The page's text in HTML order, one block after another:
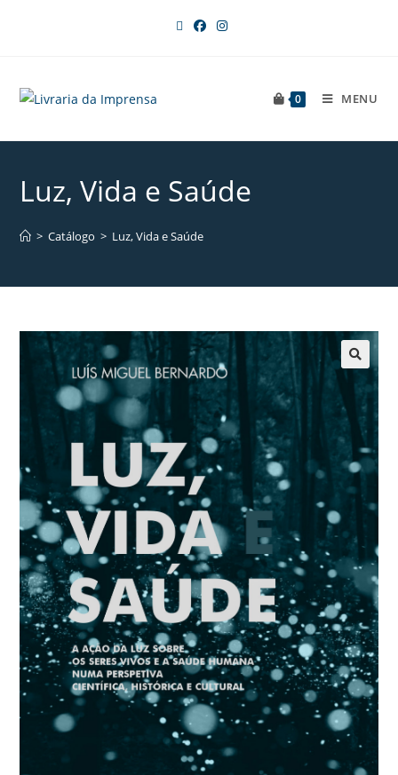
0 MENU
Luz, Vida e Saúde
> Catálogo > Luz, Vida e Saúde